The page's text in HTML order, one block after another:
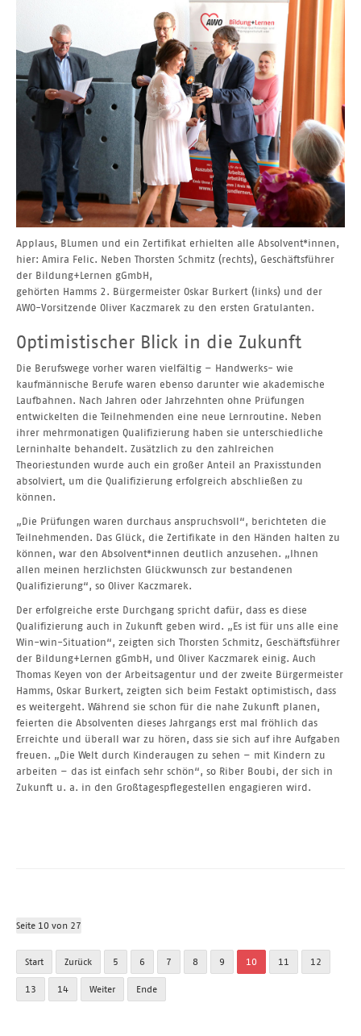
Applaus, BLumen und ein Zertifikat erhielten alle Absolvent*innen,
hier: Amira Felic. Neben Thorsten Schmitz (rechts), Geschäftsführer
der Bildung+Lernen gGmbH,
gehörten Hamms 2. Bürgermeister Oskar Burkert (links) und der
AWO-Vorsitzende Oliver Kaczmarek zu den ersten Gratulanten.
Optimistischer Blick in die Zukunft
Die Berufswege vorher waren vielfältig – Handwerks- wie
kaufmännische Berufe waren ebenso darunter wie akademische
Laufbahnen. Nach Jahren oder Jahrzehnten ohne Prüfungen
entwickelten die Teilnehmenden eine neue Lernroutine. Neben
ihrer mehrmonatigen Qualifizierung haben sie unterschiedliche
Lerninhalte behandelt. Zusätzlich zu den zahlreichen
Theoriestunden wurde auch ein großer Anteil an Praxisstunden
absolviert, um die Qualifizierung erfolgreich abschließen zu
können.
„Die Prüfungen waren durchaus anspruchsvoll“, berichteten die
Teilnehmenden. Das Glück, die Zertifikate in den Händen halten zu
können, war den Absolvent*innen deutlich anzusehen. „Ihnen
allen meinen herzlichsten Glückwunsch zur bestandenen
Qualifizierung“, so Oliver Kaczmarek.
Der erfolgreiche erste Durchgang spricht dafür, dass es diese
Qualifizierung auch in Zukunft geben wird. „Es ist für uns alle eine
Win-win-Situation“, zeigten sich Thorsten Schmitz, Geschäftsführer
der Bildung+Lernen gGmbH, und Oliver Kaczmarek einig. Auch
Thomas Keyen von der Arbeitsagentur und der zweite Bürgermeister
Hamms, Oskar Burkert, zeigten sich beim Festakt optimistisch, dass
es weitergeht. Während sie schon für die nahe Zukunft planen,
feierten die Absolventen dieses Jahrgangs erst mal fröhlich das
Erreichte und überall war zu hören, dass sie sich auf ihre Aufgaben
freuen. „Die Welt durch Kinderaugen zu sehen – mit Kindern zu
arbeiten – das ist einfach sehr schön“, so Riber Boubi, der sich in
Zukunft u. a. in den Großtagespflegestellen engagieren wird.
Seite 10 von 27
Start Zurück 5 6 7 8 9 10 11 12
13 14 Weiter Ende